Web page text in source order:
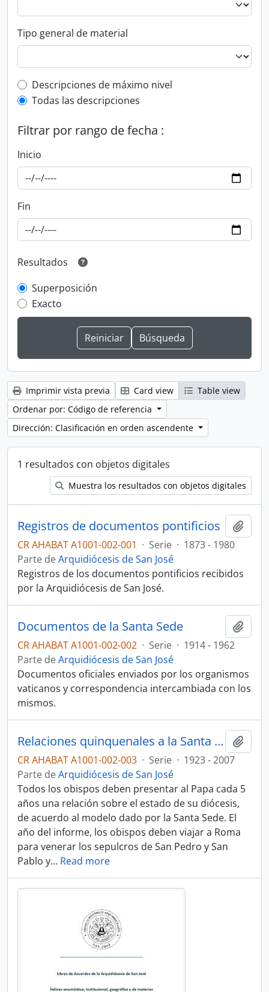
Tipo general de material
Top-level description filter
Descripciones de máximo nivel
Todas las descripciones
Filtrar por rango de fecha :
Inicio
Fin
Resultados
Superposición
Exacto
Imprimir vista previa Card view
Table view
Ordenar por: Código de referencia
Dirección: Clasificación en orden ascendente
1 resultados con objetos digitales
Muestra los resultados con objetos digitales
Registros de documentos pontificios
CR AHABAT A1001-002-001 · Serie · 1873 - 1980
Parte deArquidiócesis de San José
Registros de los documentos pontificios recibidos
por la Arquidiócesis de San José.
Documentos de la Santa Sede
CR AHABAT A1001-002-002 · Serie · 1914 - 1962
Parte deArquidiócesis de San José
Documentos oficiales enviados por los organismos
vaticanos y correspondencia intercambiada con los
mismos.
Relaciones quinquenales a la Santa Sede
CR AHABAT A1001-002-003 · Serie · 1923 - 2007
Parte deArquidiócesis de San José
Todos los obispos deben presentar al Papa cada 5
años una relación sobre el estado de su diócesis,
de acuerdo al modelo dado por la Santa Sede. El
año del informe, los obispos deben viajar a Roma
para venerar los sepulcros de San Pedro y San
Pablo y… Read more